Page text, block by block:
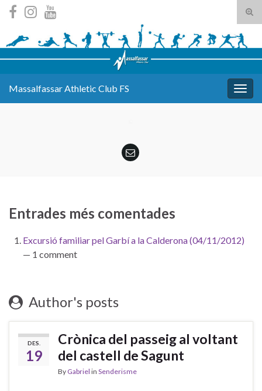
Search for:
Massalfassar Athletic Club FS
Entrades més comentades
Excursió familiar pel Garbí a la Calderona (04/11/2012)
— 1 comment
Author's posts
DES.
19
Crònica del passeig al voltant
del castell de Sagunt
By Gabriel in Senderisme